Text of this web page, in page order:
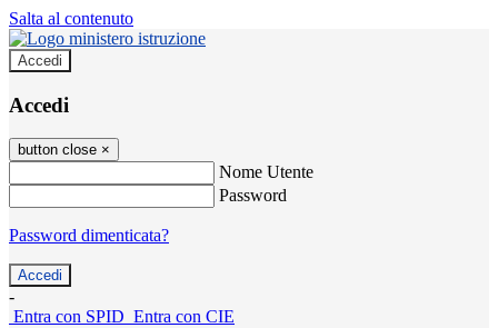
Salta al contenuto
Accedi
Accedi
button close ×
Nome Utente
Password
Password dimenticata?
-
Entra con SPID Entra con CIE